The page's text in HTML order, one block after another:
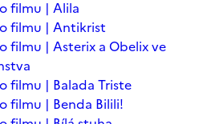
filmu | Alila
filmu | Antikrist
filmu | Asterix a Obelix ve
filmu | Balada Triste
filmu | Benda Bilili!